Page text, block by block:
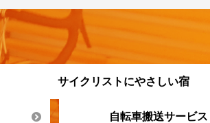
サイクリストにやさしい宿
自転車搬送サービス